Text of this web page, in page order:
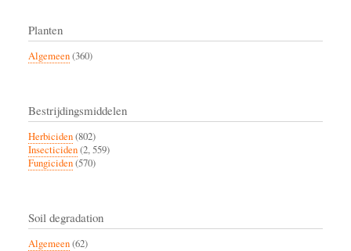
Planten
Algemeen(360)
Bestrijdingsmiddelen
Herbiciden(802)
Insecticiden(2, 559)
Fungiciden(570)
Soil degradation
Algemeen(62)